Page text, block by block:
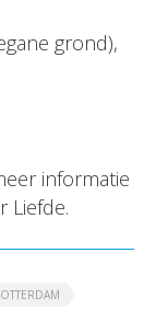
grond),
informatie
Liefde.